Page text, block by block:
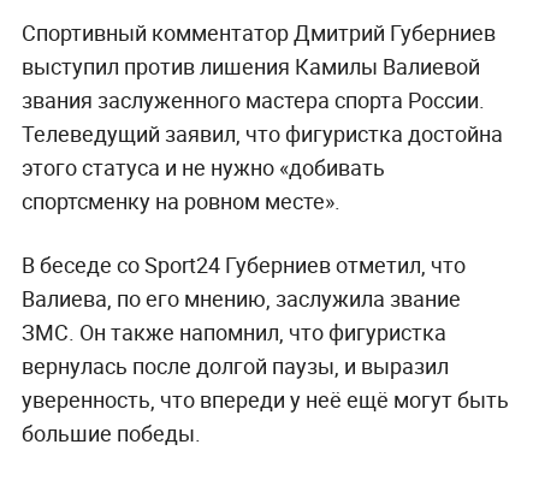
Спортивный комментатор Дмитрий Губерниев
выступил против лишения Камилы Валиевой
звания заслуженного мастера спорта России.
Телеведущий заявил, что фигуристка достойна
этого статуса и не нужно «добивать
спортсменку на ровном месте».
В беседе со Sport24 Губерниев отметил, что
Валиева, по его мнению, заслужила звание
ЗМС. Он также напомнил, что фигуристка
вернулась после долгой паузы, и выразил
уверенность, что впереди у неё ещё могут быть
большие победы.